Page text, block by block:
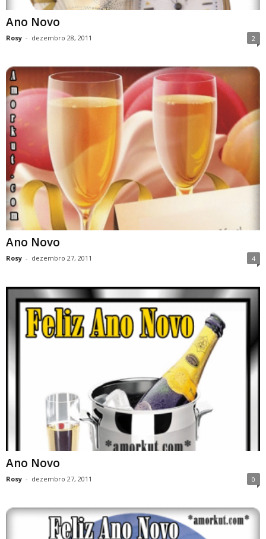
Ano Novo
Rosy - dezembro 28, 2011 2
Ano Novo
Rosy - dezembro 27, 2011 4
Ano Novo
Rosy - dezembro 27, 2011 0